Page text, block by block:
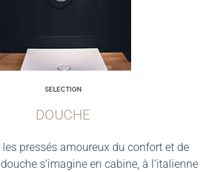
SELECTION
DOUCHE
pressés amoureux du confort et de
douche s’imagine en cabine, à l’italienne